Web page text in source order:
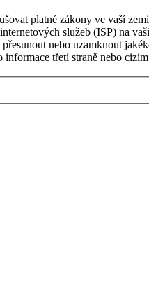
platné zákony ve vaší
služeb (ISP) na
nebo uzamknout
třetí straně nebo